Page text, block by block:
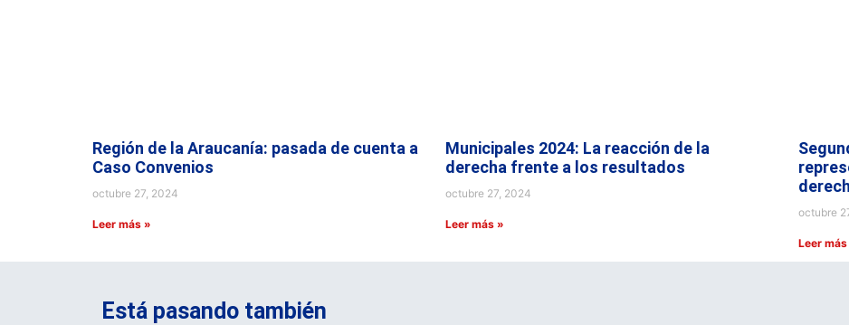
Región de la Araucanía: pasada de cuenta a
Caso Convenios
octubre 27, 2024
Leer más »
Municipales 2024: La reacción de la
derecha frente a los resultados
octubre 27, 2024
Leer más »
octubre
Leer más
Está pasando también